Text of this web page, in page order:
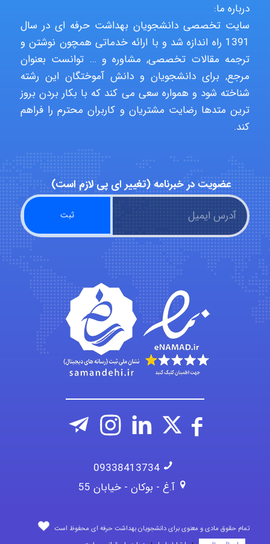
Hagar
monakh
Arshiaaihsra
ABOALFZAL ZAREI
nima5534
arman.m
درباره ما:
سایت تخصصی دانشجویان بهداشت حرفه ای در سال
1391 راه اندازه شد و با ارائه خدماتی همچون نوشتن و
ترجمه مقالات تخصصی, مشاوره و … توانست بعنوان
مرجع, برای دانشجویان و دانش آموختگان این رشته
شناخته شود و همواره سعی می کند که با بکار بردن بروز
ترین متدها رضایت مشتریان و کاربران محترم را فراهم
کند.
عضویت در خبرنامه (تغییر ای پی لازم است)
09338413734
آ.غ - بوکان - خیابان 55
تمام حقوق مادی و معنوی برای دانشجویان بهداشت حرفه ای محفوظ است